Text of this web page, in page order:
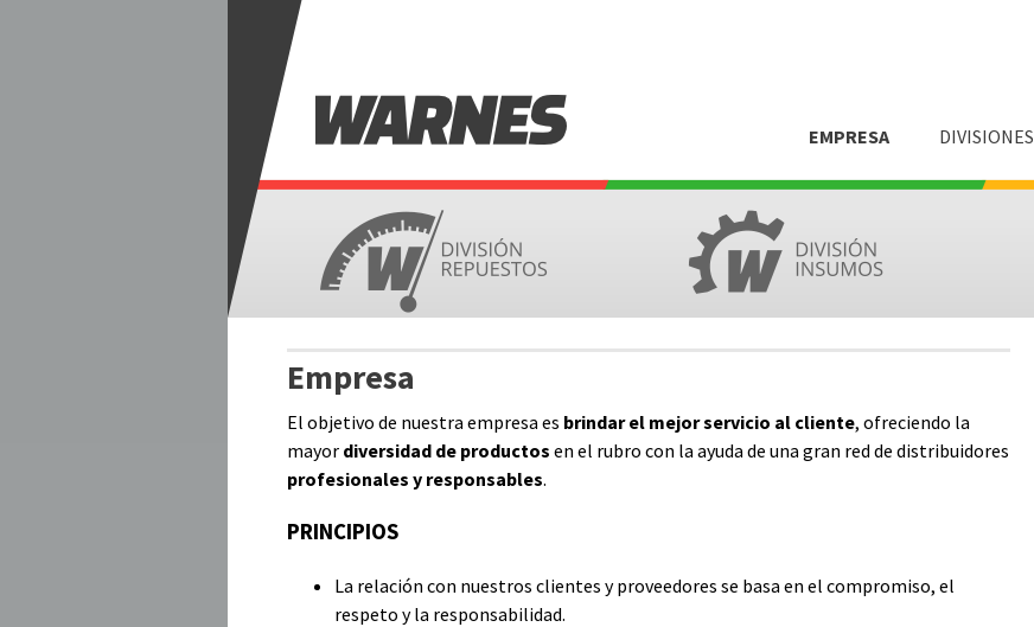
W
A
R
N
E
S
a
n
m
n
u
EMPRESA DIVISIONES
Empresa
El objetivo de nuestra empresa es brindar el mejor servicio al cliente, ofreciendo la
mayor diversidad de productos en el rubro con la ayuda de una gran red de distribuidores
profesionales y responsables.
PRINCIPIOS
La relación con nuestros clientes y proveedores se basa en el compromiso, el
respeto y la responsabilidad.